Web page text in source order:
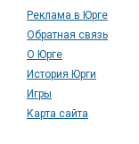
Реклама в Юрге
Обратная связь
О Юрге
История Юрги
Игры
Карта сайта